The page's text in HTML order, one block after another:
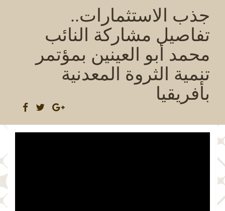
جذب الاستثمارات..
تفاصيل مشاركة النائب
محمد أبو العينين بمؤتمر
تنمية الثروة المعدنية
بأفريقيا